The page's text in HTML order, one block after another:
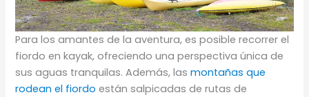
Para los amantes de la aventura, es posible recorrer el
fiordo en kayak, ofreciendo una perspectiva única de
sus aguas tranquilas. Además, lasmontañas que
rodean el fiordo están salpicadas de rutas de